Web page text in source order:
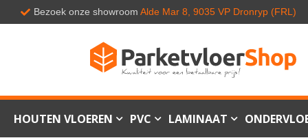
Bezoek onze showroom Alde Mar 8, 9035 VP Dronryp (FRL)
HOUTEN VLOEREN PVC LAMINAAT